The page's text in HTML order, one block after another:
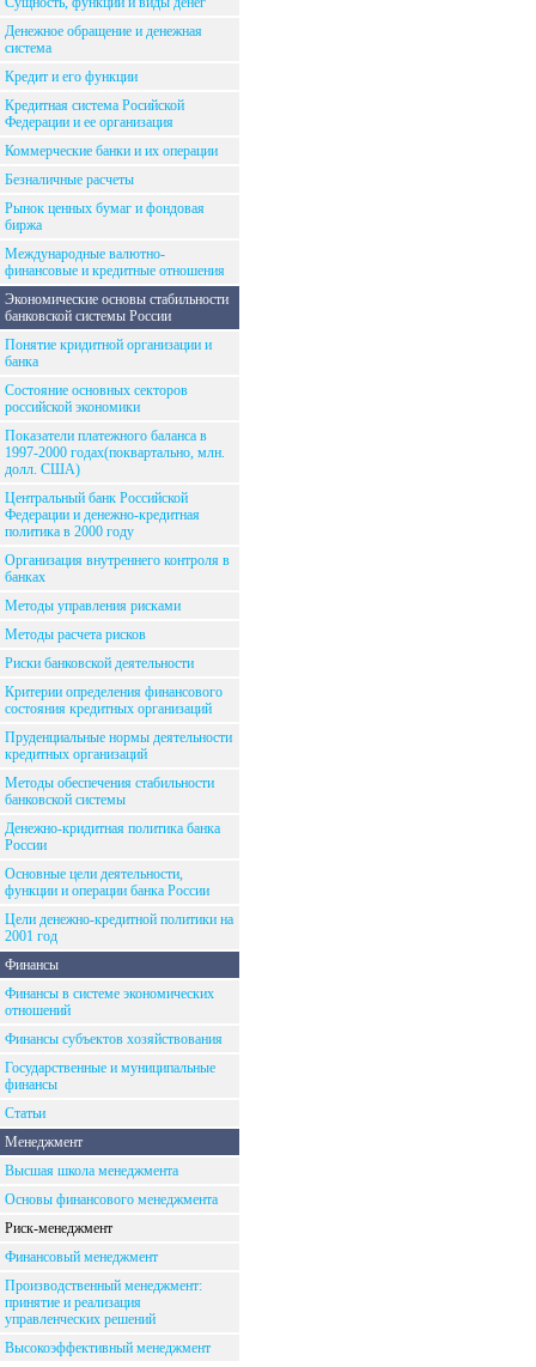
Денежное обращение и денежная
система
Кредит и его функции
Кредитная система Росийской
Федерации и ее организация
Коммерческие банки и их операции
Безналичные расчеты
Рынок ценных бумаг и фондовая
биржа
Международные валютно-
финансовые и кредитные отношения
Экономические основы стабильности
банковской системы России
Понятие кридитной организации и
банка
Состояние основных секторов
российской экономики
Показатели платежного баланса в
1997-2000 годах(поквартально, млн.
долл. США)
Центральный банк Российской
Федерации и денежно-кредитная
политика в 2000 году
Организация внутреннего контроля в
банках
Методы управления рисками
Методы расчета рисков
Риски банковской деятельности
Критерии определения финансового
состояния кредитных организаций
Пруденциальные нормы деятельности
кредитных организаций
Методы обеспечения стабильности
банковской системы
Денежно-кридитная политика банка
России
Основные цели деятельности,
функции и операции банка России
Цели денежно-кредитной политики на
2001 год
Финансы
Финансы в системе экономических
отношений
Финансы субъектов хозяйствования
Государственные и муниципальные
финансы
Статьи
Менеджмент
Высшая школа менеджмента
Основы финансового менеджмента
Риск-менеджмент
Финансовый менеджмент
Производственный менеджмент:
принятие и реализация
управленческих решений
Высокоэффективный менеджмент